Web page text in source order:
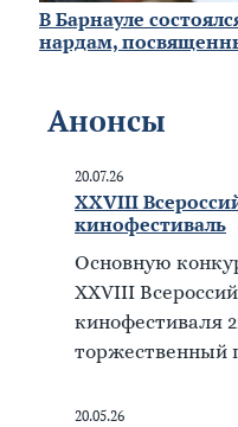
В Барнауле
нардам,
Анонсы
20.07.26
XXVIII
кинофестиваль
Основную
XXVIII
кинофестиваля
торжественный
20.05.26